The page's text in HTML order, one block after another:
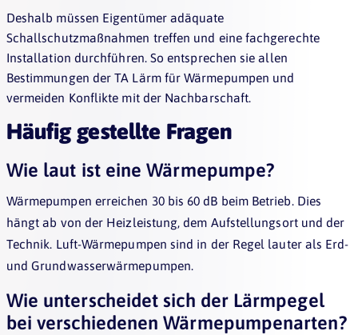
Deshalb müssen Eigentümer adäquate
Schallschutzmaßnahmen treffen und eine fachgerechte
Installation durchführen. So entsprechen sie allen
Bestimmungen der TA Lärm für Wärmepumpen und
vermeiden Konflikte mit der Nachbarschaft.
Häufig gestellte Fragen
Wie laut ist eine Wärmepumpe?
Wärmepumpen erreichen 30 bis 60 dB beim Betrieb. Dies
hängt ab von der Heizleistung, dem Aufstellungsort und der
Technik. Luft-Wärmepumpen sind in der Regel lauter als Erd-
und Grundwasserwärmepumpen.
Wie unterscheidet sich der Lärmpegel
bei verschiedenen Wärmepumpenarten?